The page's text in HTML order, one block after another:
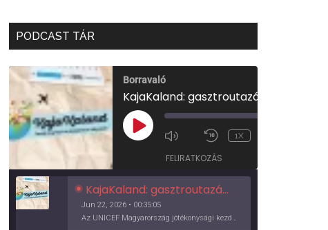
PODCAST TÁR
Borravaló
PLAY
EPISODE
1X
FELIRATKOZÁS
KajaKaland: gasztroutazás a föld körül
Jun 22, 2026 • 00:35:05
Az UNICEF Magyarország jótékonysági kezdeményezése izgalmas, egész éves világkörüli ízutazásra hív, igazi családi program és gasztroedukáció, illetve segítség a rászorulóknak is egyben.